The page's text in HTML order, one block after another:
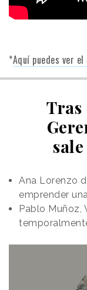
*Aquí puedes ver
Tras
Ana Lorenzo
emprender
Pablo Muñoz,